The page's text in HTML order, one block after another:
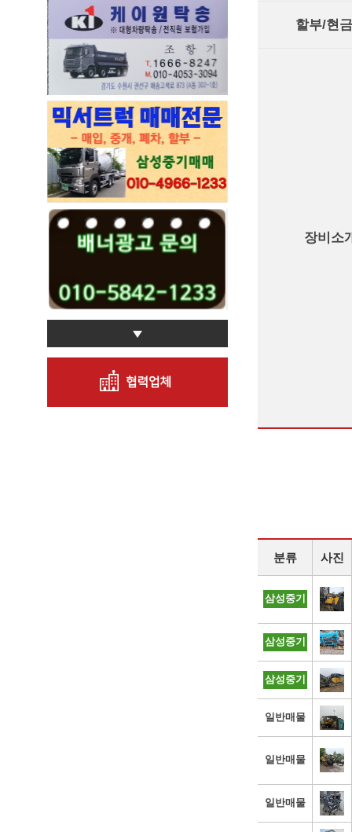
할부/현
장비소
분류 사진
삼성중기
삼성중기
삼성중기
일반매물
일반매물
일반매물